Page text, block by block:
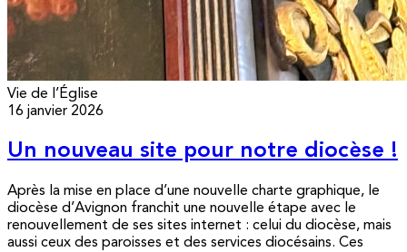
Vie de l’Église
16 janvier 2026
Un nouveau site pour notre diocèse !
Après la mise en place d’une nouvelle charte graphique, le
diocèse d’Avignon franchit une nouvelle étape avec le
renouvellement de ses sites internet : celui du diocèse, mais
aussi ceux des paroisses et des services diocésains. Ces